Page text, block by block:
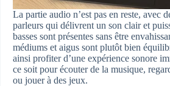
La partie audio n’est pas en reste, avec
parleurs qui délivrent un son clair et
basses sont présentes sans être
médiums et aigus sont plutôt bien
ainsi profiter d’une expérience sonore
ce soit pour écouter de la musique,
ou jouer à des jeux.